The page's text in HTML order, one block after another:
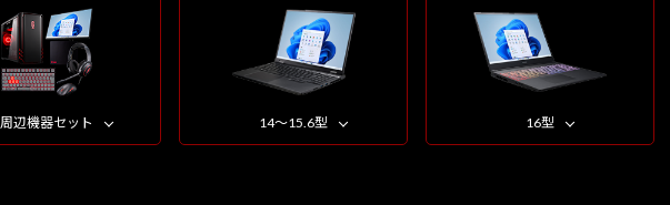
周辺機器セット 14～15.6型 16型